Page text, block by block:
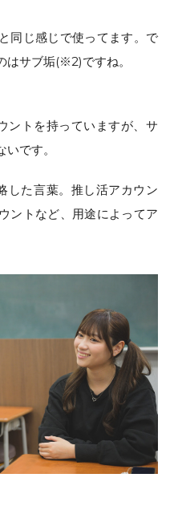
同じ感じで使ってます。で
はサブ垢(※2)ですね。
ントを持っていますが、サ
です。
した言葉。推し活アカウン
ントなど、用途によってア